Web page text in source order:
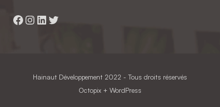
Facebook
Instagram
LinkedIn
Twitter
Hainaut Développement 2022 - Tous droits réservés
Octopix + WordPress